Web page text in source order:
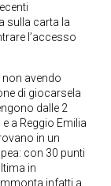
sulla carta la
l’accesso
non avendo
di giocarsela
dalle 2
a Reggio Emilia
in un
con 30 punti
in
infatti a